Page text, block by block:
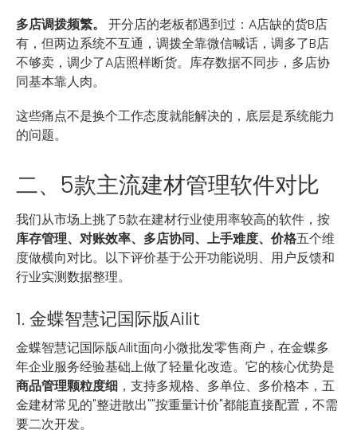
多店调拨频繁。
开分店的老板都遇到过：A店缺的货B店
有，但两边系统不互通，调拨全靠微信喊话，调多了B店
不够卖，调少了A店照样断货。库存数据不同步，多店协
同基本靠人肉。
这些痛点不是换个工作态度就能解决的，底层是系统能力
的问题。
二、5款主流建材管理软件对比
我们从市场上挑了5款在建材行业使用率较高的软件，按
库存管理、对账效率、多店协同、上手难度、价格五个维
度做横向对比。以下评价基于公开功能说明、用户反馈和
行业实测数据整理。
1. 金蝶智慧记国际版Ailit
金蝶智慧记国际版Ailit面向小微批发零售商户，在金蝶多
年企业服务经验基础上做了轻量化改造。它的核心优势是
商品管理颗粒度细 ，支持多规格、多单位、多价格本，五
金建材常见的"整进散出""按重量计价"都能直接配置，不需
要二次开发。